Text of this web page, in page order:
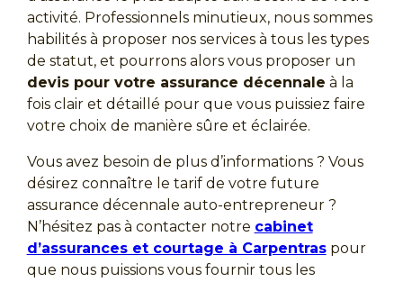
activité. Professionnels minutieux, nous sommes
habilités à proposer nos services à tous les types
de statut, et pourrons alors vous proposer un
devis pour votre assurance décennale à la
fois clair et détaillé pour que vous puissiez faire
votre choix de manière sûre et éclairée.
Vous avez besoin de plus d’informations ? Vous
désirez connaître le tarif de votre future
assurance décennale auto-entrepreneur ?
N’hésitez pas à contacter notre cabinet
d’assurances et courtage à Carpentraspour
que nous puissions vous fournir tous les